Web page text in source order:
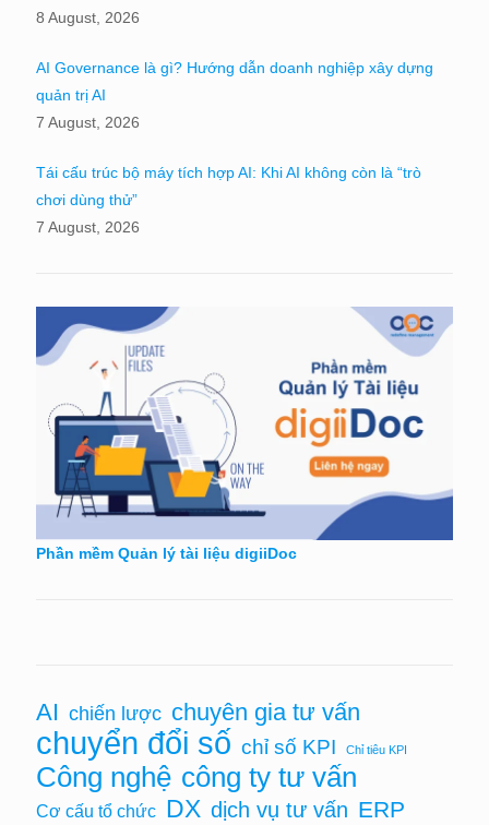
8 August, 2026
AI Governance là gì? Hướng dẫn doanh nghiệp xây dựng
quản trị AI
7 August, 2026
Tái cấu trúc bộ máy tích hợp AI: Khi AI không còn là “trò
chơi dùng thử”
7 August, 2026
Phần mềm Quản lý tài liệu digiiDoc
AI chiến lược chuyên gia tư vấn
chuyển đổi số chỉ số KPI Chỉ tiêu KPI
Công nghệ công ty tư vấn
Cơ cấu tổ chức DX dịch vụ tư vấn ERP